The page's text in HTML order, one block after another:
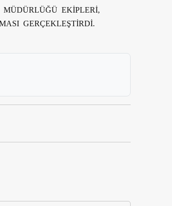
EKİPLERİ,
GERÇEKLEŞTİRDİ.